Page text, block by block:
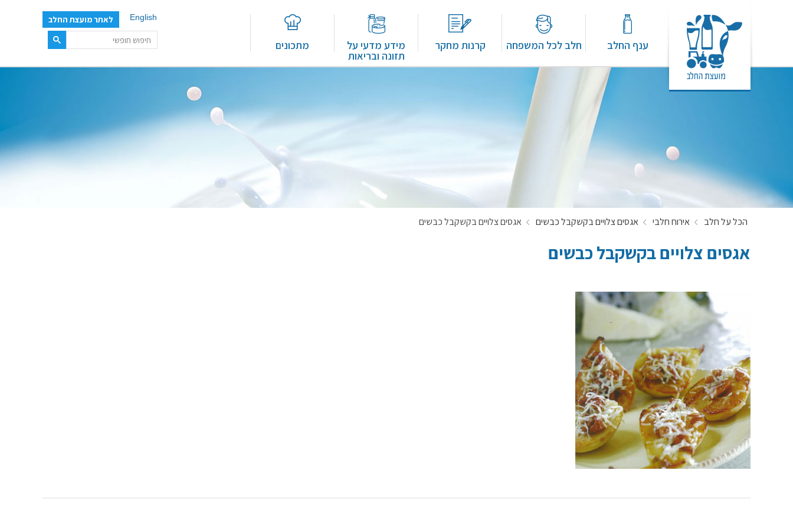
ענף החלב חלב לכל המשפחה קרנות מחקר מידע מדעי על
תזונה ובריאות
מתכונים
English לאתר מועצת החלב
הכל על חלב אירוח חלבי אגסים צלויים בקשקבל כבשים אגסים צלויים בקשקבל כבשים
אגסים צלויים בקשקבל כבשים